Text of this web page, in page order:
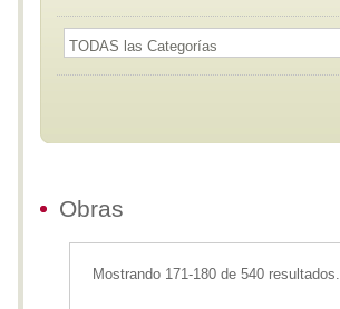
Obras
Mostrando 171-180 de 540 resultados.